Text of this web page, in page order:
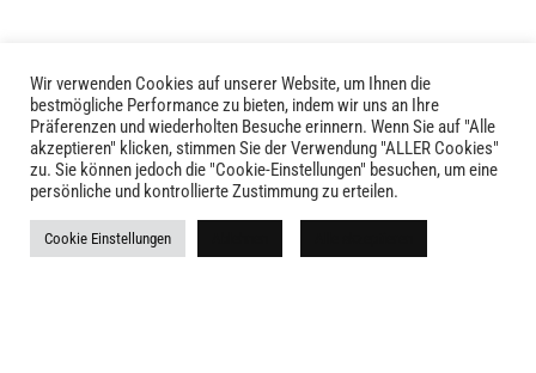
Produktseite
gewählt
werden
LIVID © 2024
Kontakt
Versandkosten
Wir verwenden Cookies auf unserer Website, um Ihnen die
bestmögliche Performance zu bieten, indem wir uns an Ihre
Präferenzen und wiederholten Besuche erinnern. Wenn Sie auf "Alle
akzeptieren" klicken, stimmen Sie der Verwendung "ALLER Cookies"
zu. Sie können jedoch die "Cookie-Einstellungen" besuchen, um eine
persönliche und kontrollierte Zustimmung zu erteilen.
Cookie Einstellungen